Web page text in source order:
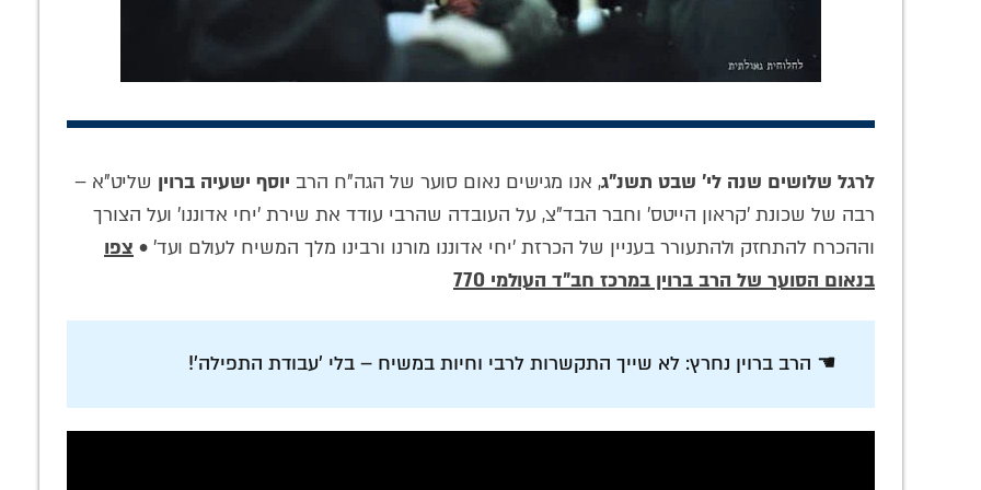
לרגל שלושים שנה לי' שבט תשנ"ג, אנו מגישים נאום סוער של הגה"ח הרב יוסף ישעיה ברוין שליט"א –
רבה של שכונת 'קראון הייטס' וחבר הבד"צ, על העובדה שהרבי עודד את שירת 'יחי אדוננו' ועל הצורך
וההכרח להתחזק ולהתעורר בעניין של הכרזת 'יחי אדוננו מורנו ורבינו מלך המשיח לעולם ועד' • צפו
בנאום הסוער של הרב ברוין במרכז חב"ד העולמי 770
☚ הרב ברוין נחרץ: לא שייך התקשרות לרבי וחיות במשיח – בלי 'עבודת התפילה'!
חסידים הם משפחה
• טור עכשווי
הסוד החסידי של
פרק י"א מקונטרס
התפילה: האזינו
לשיעור של המשפיע
מתכוננים כראוי:
המדריך המעשי
לתשעת הימים לפי
מנהגי חב"ד
השותפות שלך
מחוללת מהפכה:
נחשף: המכתבים
שתירגם הרב טוביה